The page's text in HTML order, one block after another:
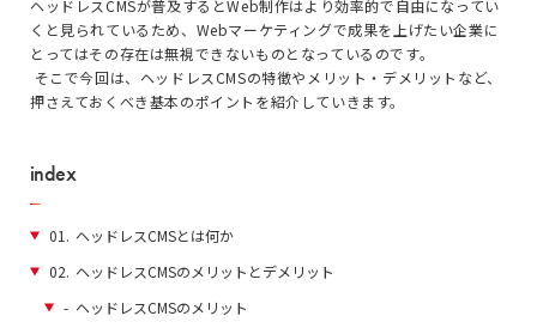
ヘッドレスCMSが普及するとWeb制作はより効率的で自由になってい
くと見られているため、Webマーケティングで成果を上げたい企業に
とってはその存在は無視できないものとなっているのです。
そこで今回は、ヘッドレスCMSの特徴やメリット・デメリットなど、
押さえておくべき基本のポイントを紹介していきます。
index
01. ヘッドレスCMSとは何か
02. ヘッドレスCMSのメリットとデメリット
- ヘッドレスCMSのメリット